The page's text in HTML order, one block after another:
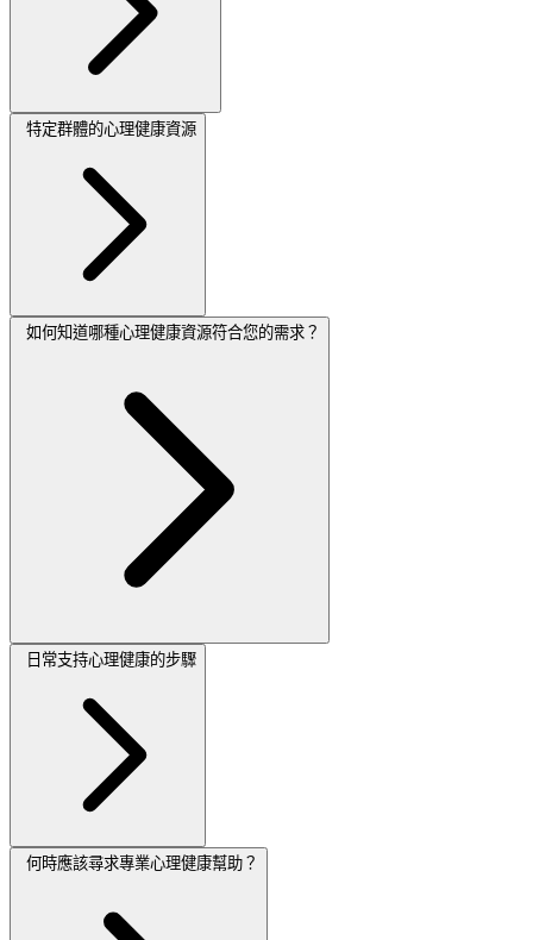
特定群體的心理健康資源
如何知道哪種心理健康資源符合您的需求？
日常支持心理健康的步驟
何時應該尋求專業心理健康幫助？